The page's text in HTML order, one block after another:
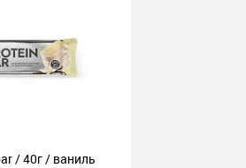
/ 40г / ваниль